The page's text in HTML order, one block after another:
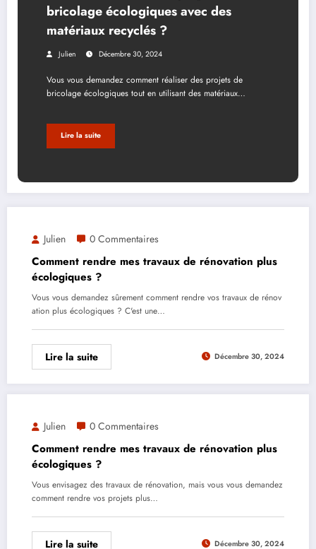
bricolage écologiques avec des
matériaux recyclés ?
Julien Décembre 30, 2024
Vous vous demandez comment réaliser des projets de
bricolage écologiques tout en utilisant des matériaux…
Lire la suite
Julien 0 Commentaires
Comment rendre mes travaux de rénovation plus
écologiques ?
Vous vous demandez sûrement comment rendre vos travaux de rénov
ation plus écologiques ? C'est une…
Lire la suite Décembre 30, 2024
Julien 0 Commentaires
Comment rendre mes travaux de rénovation plus
écologiques ?
Vous envisagez des travaux de rénovation, mais vous vous demandez
comment rendre vos projets plus…
Lire la suite Décembre 30, 2024